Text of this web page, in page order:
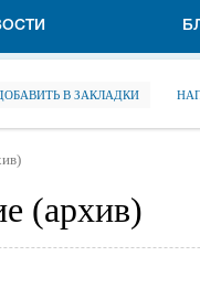
В ЗАКЛАДКИ
(архив)